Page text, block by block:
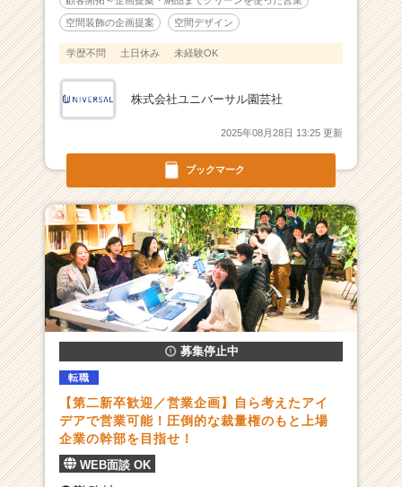
サ
イ
ト
キ
（C
h
e
e
r
C
a
r
e
ブックマーク
空間装飾の企画提案 空間デザイン
学歴不問 土日休み 未経験OK
株式会社ユニバーサル園芸社
2025年08月28日 13:25 更新
募集停止中
転職
【第二新卒歓迎／営業企画】自ら考えたアイ
デアで営業可能！圧倒的な裁量権のもと上場
企業の幹部を目指せ！
WEB面談 OK